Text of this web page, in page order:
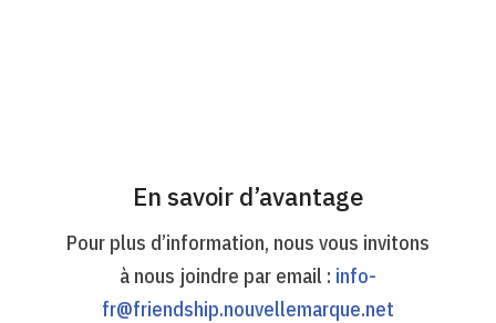
En savoir d’avantage
Pour plus d’information, nous vous invitons
à nous joindre par email : info-
fr@friendship.nouvellemarque.net